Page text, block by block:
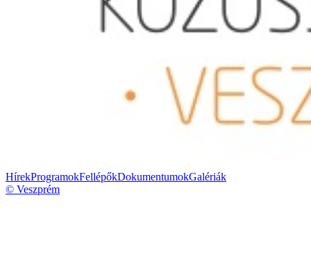
HírekProgramokFellépőkDokumentumokGalériák
© Veszprém